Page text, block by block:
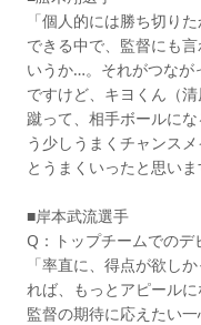
「個人的には勝ち切り
できる中で、監督にも
いうか…。それがつなが
ですけど、キヨくん（
蹴って、相手ボールに
う少しうまくチャンス
とうまくいったと思いま
■岸本武流選手
Q：トップチームでのデ
「率直に、得点が欲し
れば、もっとアピール
監督の期待に応えたい